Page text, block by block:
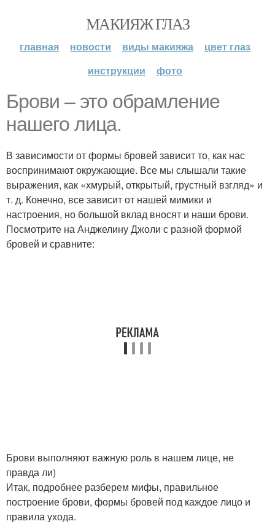
МАКИЯЖ ГЛАЗ
главная новости виды макияжа
цвет глаз
инструкции
фото
Брови – это обрамление
нашего лица.
В зависимости от формы бровей зависит то, как нас
воспринимают окружающие. Все мы слышали такие
выражения, как «хмурый, открытый, грустный взгляд» и
т. д. Конечно, все зависит от нашей мимики и
настроения, но большой вклад вносят и наши брови.
Посмотрите на Анджелину Джоли с разной формой
бровей и сравните:
Брови выполняют важную роль в нашем лице, не
правда ли)
Итак, подробнее разберем мифы, правильное
построение брови, формы бровей под каждое лицо и
правила ухода.